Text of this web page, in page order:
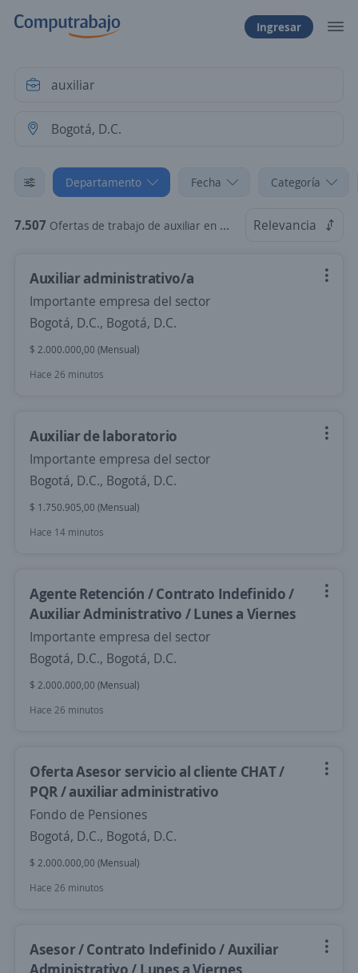
Ingresar
Departamento Fecha Categoría
7.507 Ofertas de trabajo de auxiliar en Bogotá, D.C. Relevancia
Auxiliar administrativo/a
Importante empresa del sector
Bogotá, D.C., Bogotá, D.C.
$ 2.000.000,00 (Mensual)
Hace 26 minutos
Auxiliar de laboratorio
Importante empresa del sector
Bogotá, D.C., Bogotá, D.C.
$ 1.750.905,00 (Mensual)
Hace 14 minutos
Agente Retención / Contrato Indefinido /
Auxiliar Administrativo / Lunes a Viernes
Importante empresa del sector
Bogotá, D.C., Bogotá, D.C.
$ 2.000.000,00 (Mensual)
Hace 26 minutos
Oferta Asesor servicio al cliente CHAT /
PQR / auxiliar administrativo
Fondo de Pensiones
Bogotá, D.C., Bogotá, D.C.
$ 2.000.000,00 (Mensual)
Hace 26 minutos
Asesor / Contrato Indefinido / Auxiliar
Administrativo / Lunes a Viernes